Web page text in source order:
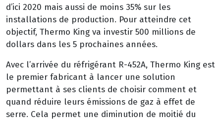
d’ici 2020 mais aussi de moins 35% sur les
installations de production. Pour atteindre cet
objectif, Thermo King va investir 500 millions de
dollars dans les 5 prochaines années.
Avec l’arrivée du réfrigérant R-452A, Thermo King est
le premier fabricant à lancer une solution
permettant à ses clients de choisir comment et
quand réduire leurs émissions de gaz à effet de
serre. Cela permet une diminution de moitié du